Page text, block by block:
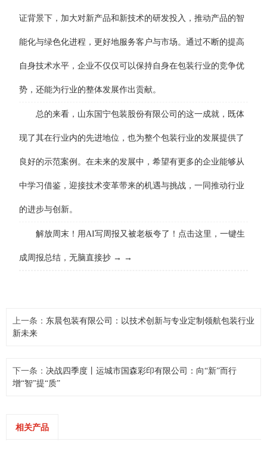
证背景下，加大对新产品和新技术的研发投入，推动产品的智
能化与绿色化进程，更好地服务客户与市场。通过不断的提高
自身技术水平，企业不仅仅可以保持自身在包装行业的竞争优
势，还能为行业的整体发展作出贡献。
总的来看，山东国宁包装股份有限公司的这一成就，既体
现了其在行业内的先进地位，也为整个包装行业的发展提供了
良好的示范案例。在未来的发展中，希望有更多的企业能够从
中学习借鉴，迎接技术变革带来的机遇与挑战，一同推动行业
的进步与创新。
解放周末！用AI写周报又被老板夸了！点击这里，一键生
成周报总结，无脑直接抄 → →
上一条： 东晨包装有限公司：以技术创新与专业定制领航包装行业
新未来
下一条： 决战四季度丨运城市国森彩印有限公司：向“新”而行
增“智”提“质”
相关产品